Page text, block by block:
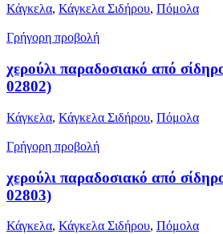
Κάγκελα, Κάγκελα Σιδήρου, Πόμολα
Γρήγορη προβολή
χερούλι παραδοσιακό από
02802)
Κάγκελα, Κάγκελα Σιδήρου, Πόμολα
Γρήγορη προβολή
χερούλι παραδοσιακό από
02803)
Κάγκελα, Κάγκελα Σιδήρου, Πόμολα